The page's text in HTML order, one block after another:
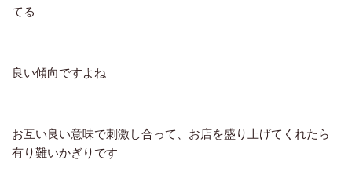
てる
良い傾向ですよね
お互い良い意味で刺激し合って、お店を盛り上げてくれたら
有り難いかぎりです